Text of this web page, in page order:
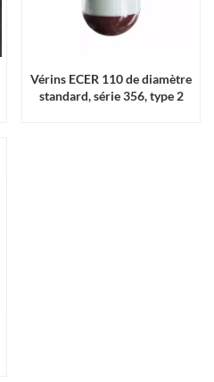
Vérins ECER 110 de diamètre
standard, série 356, type 2